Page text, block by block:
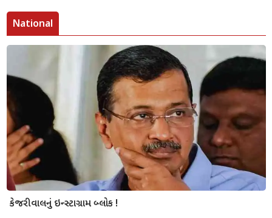
National
કેજરીવાલનું ઇન્સ્ટાગ્રામ બ્લોક !